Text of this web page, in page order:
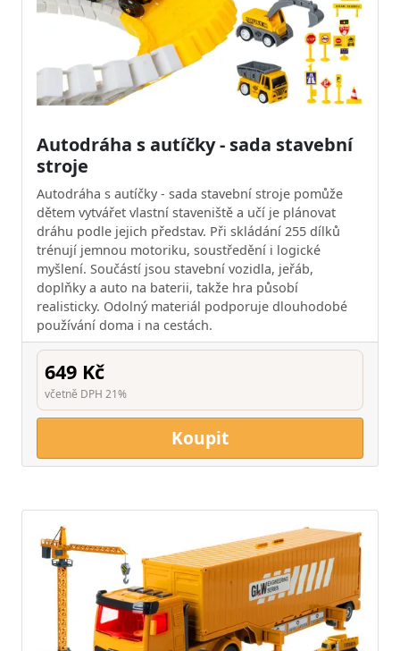
Autodráha s autíčky - sada stavební
stroje
Autodráha s autíčky - sada stavební stroje pomůže
dětem vytvářet vlastní staveniště a učí je plánovat
dráhu podle jejich představ. Při skládání 255 dílků
trénují jemnou motoriku, soustředění i logické
myšlení. Součástí jsou stavební vozidla, jeřáb,
doplňky a auto na baterii, takže hra působí
realisticky. Odolný materiál podporuje dlouhodobé
používání doma i na cestách.
649 Kč
včetně DPH 21%
Koupit